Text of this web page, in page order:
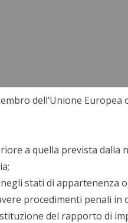
dell’Unione Europea
a quella prevista dalla
stati di appartenenza
procedimenti penali in
del rapporto di